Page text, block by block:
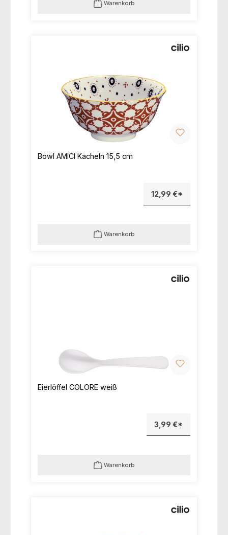
Warenkorb
Bowl AMICI Kacheln 15,5 cm
12,99 €*
Warenkorb
Eierlöffel COLORE weiß
3,99 €*
Warenkorb